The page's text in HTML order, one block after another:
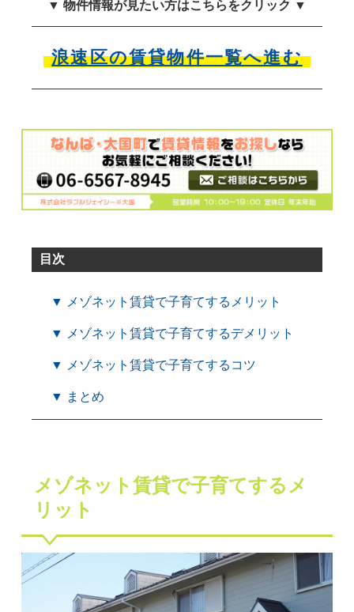
▼ 物件情報が見たい方はこちらをクリック ▼
浪速区の賃貸物件一覧へ進む
目次
▼ メゾネット賃貸で子育てするメリット
▼ メゾネット賃貸で子育てするデメリット
▼ メゾネット賃貸で子育てするコツ
▼ まとめ
メゾネット賃貸で子育てするメ
リット